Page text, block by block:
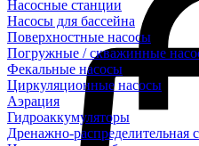
Насосные станции
Насосы для бассейна
Поверхностные насосы
Погружные / скважинные
Фекальные насосы
Циркуляционные насосы
Аэрация
Гидроаккумуляторы
Дренажно-распределительная